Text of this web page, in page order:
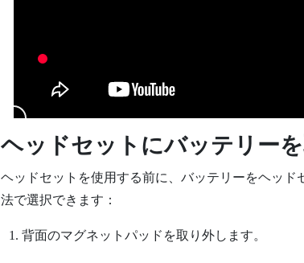
ヘッドセットにバッテリー
ヘッドセットを使用する前に、バッテリーをヘッ
法で選択できます：
背面のマグネットパッドを取り外します。